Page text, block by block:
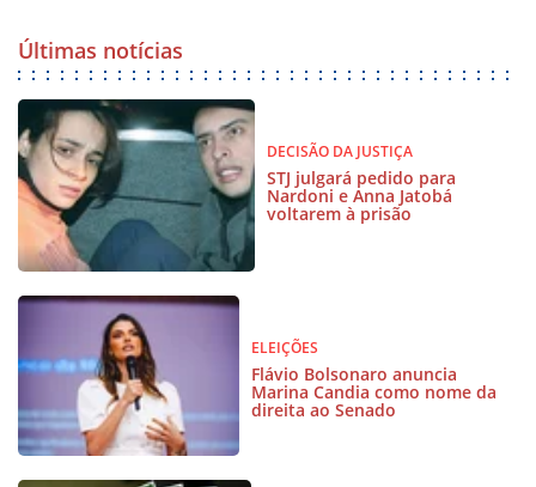
Últimas notícias
DECISÃO DA JUSTIÇA
STJ julgará pedido para
Nardoni e Anna Jatobá
voltarem à prisão
ELEIÇÕES
Flávio Bolsonaro anuncia
Marina Candia como nome da
direita ao Senado